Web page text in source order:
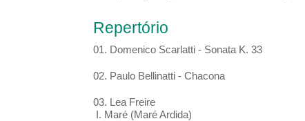
Repertório
01. Domenico Scarlatti - Sonata K. 33
02. Paulo Bellinatti - Chacona
03. Lea Freire
I. Maré (Maré Ardida)